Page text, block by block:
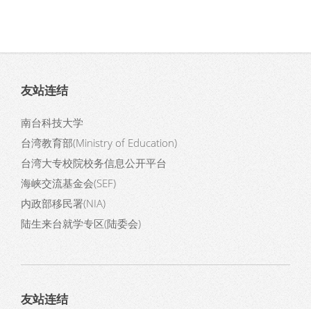
友站连结
南台科技大学
台湾教育部(Ministry of Education)
台湾大专校院校务信息公开平台
海峡交流基金会(SEF)
内政部移民署(NIA)
陆生来台就学专区(陆委会)
友站连结